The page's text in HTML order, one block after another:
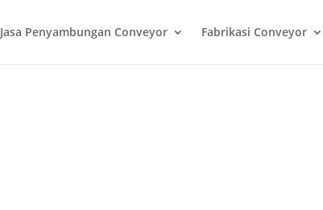
Jasa Penyambungan Conveyor Fabrikasi Conveyor